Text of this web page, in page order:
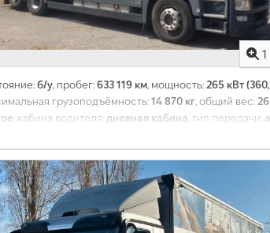
1
б/у, пробег:633 119 км, мощность:265 кВт
грузоподъёмность:14 870 кг, общий вес:
, кабина водителя:дневная кабина, тип передачи:
фары, кондиционер, спойлер,